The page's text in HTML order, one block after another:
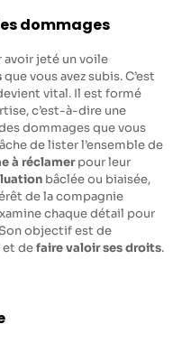
dommages
avoir jeté un voile
que vous avez subis. C’est
vital. Il est formé
c’est-à-dire une
dommages que vous
de lister l’ensemble de
à réclamerpour leur
bâclée ou biaisée,
de la compagnie
chaque détail pour
Son objectif est de
et defaire valoir ses droits.